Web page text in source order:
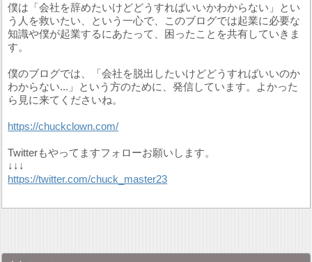
僕は「会社を辞めたいけどどうすればいいかわからない」とい
う人を救いたい、という一心で、このブログでは起業に必要な
知識や僕が起業するにあたって、困ったことを共有していきま
す。
僕のブログでは、「会社を脱出したいけどどうすればいいのか
わからない...」という方のために、発信しています。よかった
ら見に来てくださいね。
https://chuckclown.com/
Twitterもやってますフォローお願いします。
↓↓↓
https://twitter.com/chuck_master23